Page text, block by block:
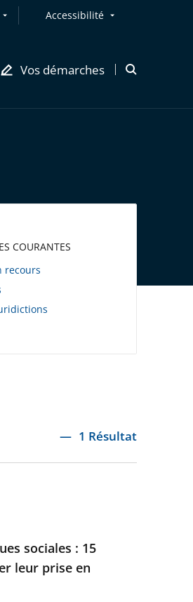
Accessibilité
Vos démarches
Ouvrir
COURANTES
recours
1 Résultat
sociales : 15
leur prise en